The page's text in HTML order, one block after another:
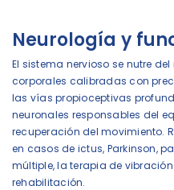
Neurología y
El sistema nervioso se nutre
corporales calibradas con
las vías propioceptivas
neuronales responsables del
recuperación del movimiento.
en casos de ictus, Parkinson,
múltiple, la terapia de
rehabilitación.